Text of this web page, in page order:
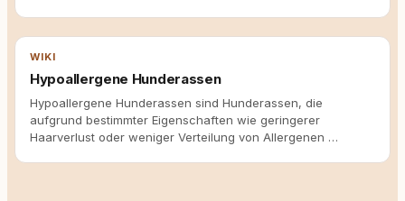
WIKI
Hypoallergene Hunderassen
Hypoallergene Hunderassen sind Hunderassen, die
aufgrund bestimmter Eigenschaften wie geringerer
Haarverlust oder weniger Verteilung von Allergenen …